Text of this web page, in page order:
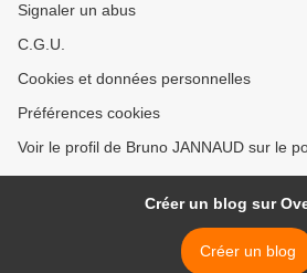
Signaler un abus
C.G.U.
Cookies et données personnelles
Préférences cookies
Voir le profil de Bruno JANNAUD sur le
Créer un blog sur
Créer un blog